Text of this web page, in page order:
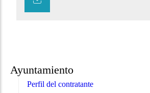
Ayuntamiento
Perfil del contratante